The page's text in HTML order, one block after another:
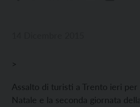
>
Assalto di turisti a Trento ieri
Natale e la seconda giornata